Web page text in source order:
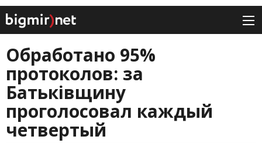
Обработано 95%
протоколов: за
Батьківщину
проголосовал каждый
четвертый